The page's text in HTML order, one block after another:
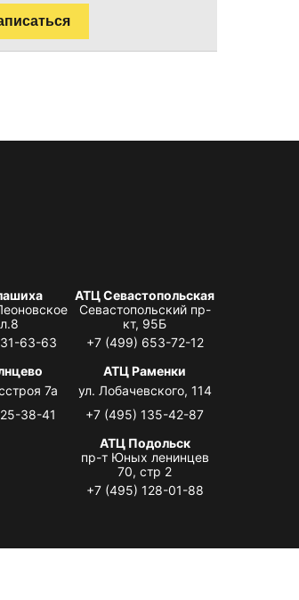
63-63
АТЦ Севастопольская
Севастопольский пр-
кт, 95Б
+7 (499) 653-72-12
7а
38-41
АТЦ Раменки
ул. Лобачевского, 114
+7 (495) 135-42-87
АТЦ Подольск
пр-т Юных ленинцев
70, стр 2
+7 (495) 128-01-88